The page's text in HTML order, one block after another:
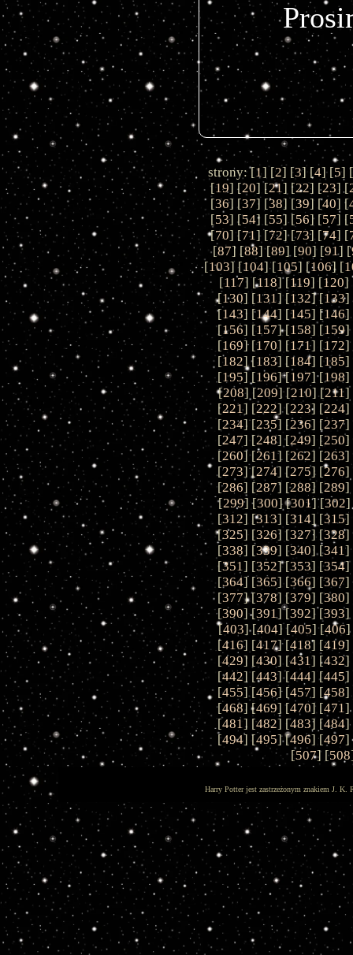
strony: [1] [2] [3] [4] [5] [
[19] [20] [21] [22] [23] [
[36] [37] [38] [39] [40] [
[53] [54] [55] [56] [57] [
[70] [71] [72] [73] [74] [
[87] [88] [89] [90] [91] [
[103] [104] [105] [106] [
[117] [118] [119] [120]
[130] [131] [132] [133]
[143] [144] [145] [146]
[156] [157] [158] [159]
[169] [170] [171] [172]
[182] [183] [184] [185]
[195] [196] [197] [198]
[208] [209] [210] [211]
[221] [222] [223] [224]
[234] [235] [236] [237]
[247] [248] [249] [250]
[260] [261] [262] [263]
[273] [274] [275] [276]
[286] [287] [288] [289]
[299] [300] [301] [302]
[312] [313] [314] [315]
[325] [326] [327] [328]
[338] [339] [340] [341]
[351] [352] [353] [354]
[364] [365] [366] [367]
[377] [378] [379] [380]
[390] [391] [392] [393]
[403] [404] [405] [406]
[416] [417] [418] [419]
[429] [430] [431] [432]
[442] [443] [444] [445]
[455] [456] [457] [458]
[468] [469] [470] [471]
[481] [482] [483] [484]
[494] [495] [496] [497]
[507] [508
Harry Potter jest zastrzeżonym znakiem J. K.